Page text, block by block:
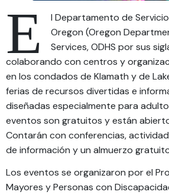
E
l Departamento de
Oregon (Oregon
Services, ODHS por sus
colaborando con centros y
en los condados de Klamath y de
ferias de recursos divertidas e
diseñadas especialmente para
eventos son gratuitos y están
Contarán con conferencias,
de información y un almuerzo
Los eventos se organizaron por el
Mayores y Personas con